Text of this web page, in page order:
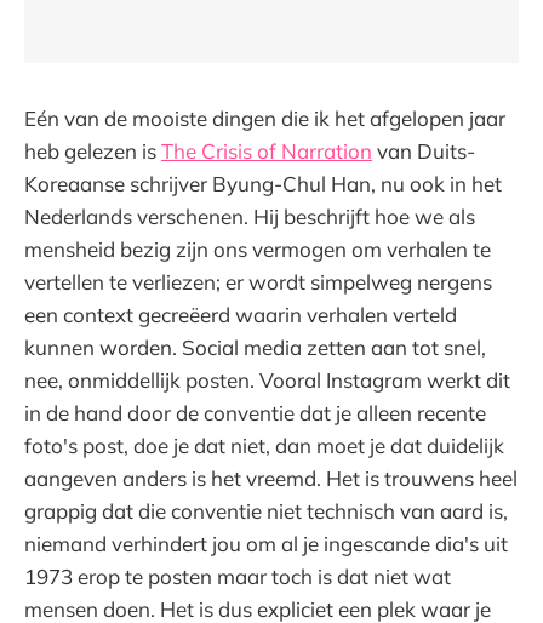
Eén van de mooiste dingen die ik het afgelopen jaar
heb gelezen isThe Crisis of Narration van Duits-
Koreaanse schrijver Byung-Chul Han, nu ook in het
Nederlands verschenen. Hij beschrijft hoe we als
mensheid bezig zijn ons vermogen om verhalen te
vertellen te verliezen; er wordt simpelweg nergens
een context gecreëerd waarin verhalen verteld
kunnen worden. Social media zetten aan tot snel,
nee, onmiddellijk posten. Vooral Instagram werkt dit
in de hand door de conventie dat je alleen recente
foto's post, doe je dat niet, dan moet je dat duidelijk
aangeven anders is het vreemd. Het is trouwens heel
grappig dat die conventie niet technisch van aard is,
niemand verhindert jou om al je ingescande dia's uit
1973 erop te posten maar toch is dat niet wat
mensen doen. Het is dus expliciet een plek waar je